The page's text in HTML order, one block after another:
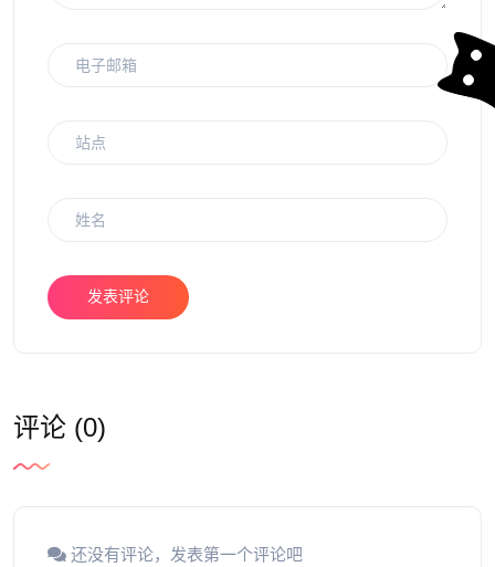
发表评论
评论 (0)
还没有评论，发表第一个评论吧